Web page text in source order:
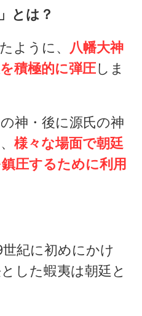
とは？
ように、
八幡大神
積極的に弾圧しま
神・後に源氏の神
様々な場面で朝廷
圧するために利用
紀に初めにかけ
した蝦夷は朝廷と